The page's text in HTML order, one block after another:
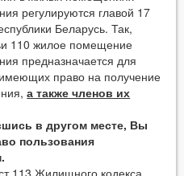
регулируются главой 17
Беларусь. Так,
110 жилое помещение
предназначается для
право на получение
а также членов их
в другом месте, Вы
пользования
Жилищного кодекса